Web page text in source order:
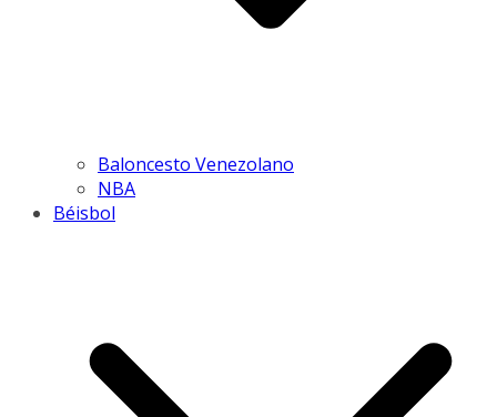
Baloncesto Venezolano
NBA
Béisbol